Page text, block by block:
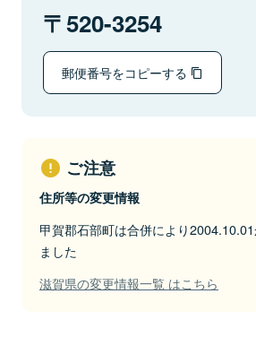
520-3254
郵便番号をコピーする
ご注意
住所等の変更情報
甲賀郡石部町は合併により
ました
滋賀県の変更情報一覧 はこちら